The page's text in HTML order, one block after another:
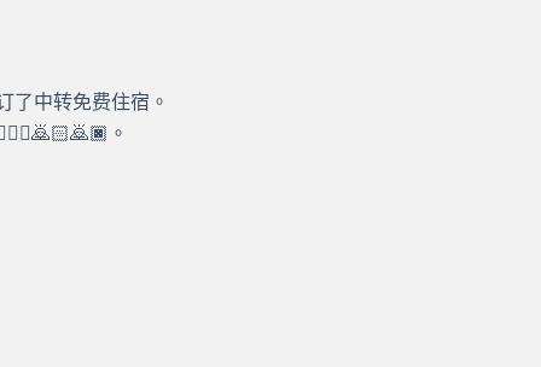
了中转免费住宿。
。